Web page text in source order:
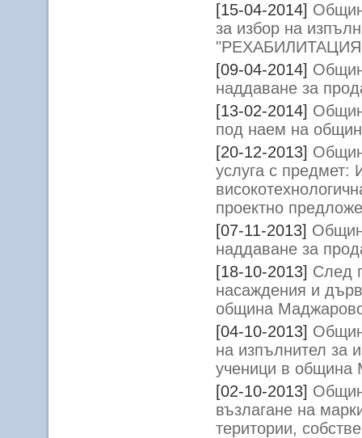
[15-04-2014]
за избор на
[09-04-2014]
наддаване за
[13-02-2014]
под наем на
[20-12-2013]
услуга с предмет:
проектно
[07-11-2013]
наддаване за
[18-10-2013] След
насаждения и
община
[04-10-2013]
на изпълнител за
ученици в община
[02-10-2013]
възлагане на
територии,